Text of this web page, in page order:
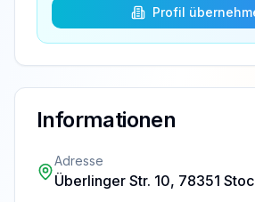
Profil
Informationen
Adresse
Überlinger Str. 10, 78351